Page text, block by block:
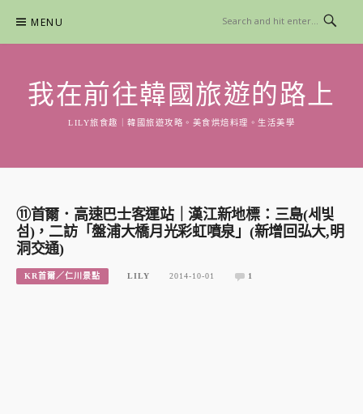
content
MENU
我在前往韓國旅遊的路上
LILY旅食趣｜韓國旅遊攻略。美食烘焙料理。生活美學
⑪首爾．高速巴士客運站｜漢江新地標：三島(세빛
섬)，二訪「盤浦大橋月光彩虹噴泉」(新增回弘大,明
洞交通)
KR首爾／仁川景點 LILY 2014-10-01 1